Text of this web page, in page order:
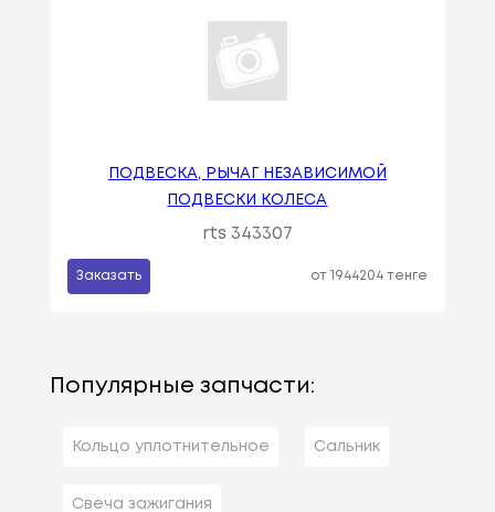
ПОДВЕСКА, РЫЧАГ НЕЗАВИСИМОЙ
ПОДВЕСКИ КОЛЕСА
rts 343307
Заказать от 1944204 тенге
Популярные запчасти:
Кольцо уплотнительное Сальник
Свеча зажигания